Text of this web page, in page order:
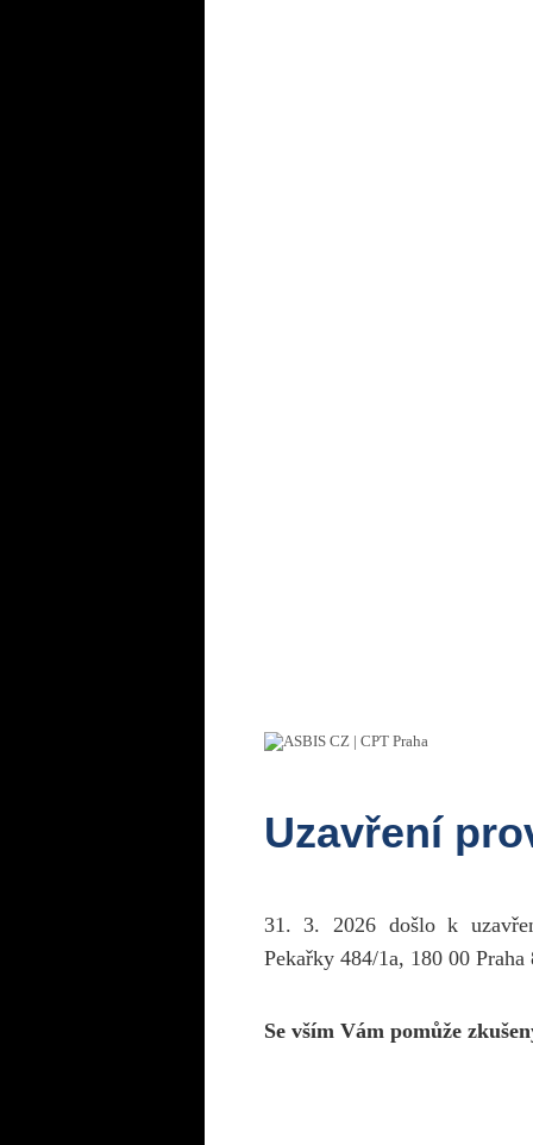
Uzavření
31. 3. 2026 došlo k
Pekařky 484/1a, 180 00 Praha
Se vším Vám pomůže